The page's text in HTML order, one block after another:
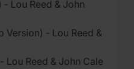
Lou Reed & John
Version) - Lou Reed &
Lou Reed & John Cale